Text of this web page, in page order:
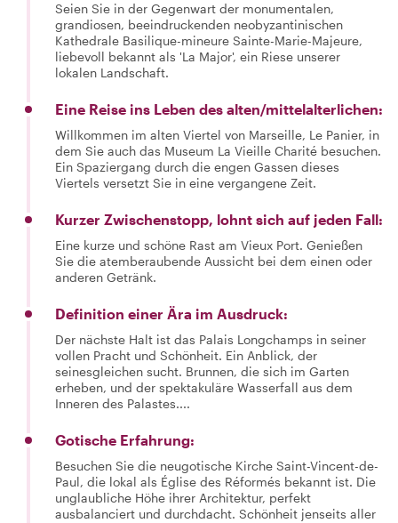
Seien Sie in der Gegenwart der monumentalen,
grandiosen, beeindruckenden neobyzantinischen
Kathedrale Basilique-mineure Sainte-Marie-Majeure,
liebevoll bekannt als 'La Major', ein Riese unserer
lokalen Landschaft.
Eine Reise ins Leben des alten/mittelalterlichen:
Willkommen im alten Viertel von Marseille, Le Panier, in
dem Sie auch das Museum La Vieille Charité besuchen.
Ein Spaziergang durch die engen Gassen dieses
Viertels versetzt Sie in eine vergangene Zeit.
Kurzer Zwischenstopp, lohnt sich auf jeden Fall:
Eine kurze und schöne Rast am Vieux Port. Genießen
Sie die atemberaubende Aussicht bei dem einen oder
anderen Getränk.
Definition einer Ära im Ausdruck:
Der nächste Halt ist das Palais Longchamps in seiner
vollen Pracht und Schönheit. Ein Anblick, der
seinesgleichen sucht. Brunnen, die sich im Garten
erheben, und der spektakuläre Wasserfall aus dem
Inneren des Palastes....
Gotische Erfahrung:
Besuchen Sie die neugotische Kirche Saint-Vincent-de-
Paul, die lokal als Église des Réformés bekannt ist. Die
unglaubliche Höhe ihrer Architektur, perfekt
ausbalanciert und durchdacht. Schönheit jenseits aller